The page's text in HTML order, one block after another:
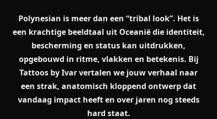
Polynesian is meer dan een “tribal look”. Het is
een krachtige beeldtaal uit Oceanië die identiteit,
bescherming en status kan uitdrukken,
opgebouwd in ritme, vlakken en betekenis. Bij
Tattoos by Ivar vertalen we jouw verhaal naar
een strak, anatomisch kloppend ontwerp dat
vandaag impact heeft en over jaren nog steeds
hard staat.